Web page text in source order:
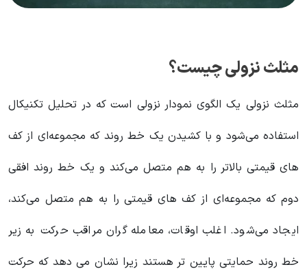
مثلث نزولی چیست؟
مثلث نزولی یک الگوی نمودار نزولی است که در تحلیل تکنیکال
استفاده می‌شود و با کشیدن یک خط روند که مجموعه‌ای از کف
های قیمتی بالاتر را به هم متصل می‌کند و یک خط روند افقی
دوم که مجموعه‌ای از کف های قیمتی را به هم متصل می‌کند،
ایجاد می‌شود. اغلب اوقات، معامله گران مراقب حرکت به زیر
خط روند حمایتی پایین تر هستند زیرا نشان می دهد که حرکت